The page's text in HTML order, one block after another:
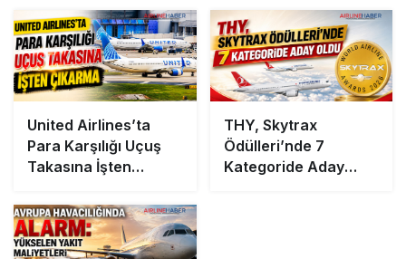
United Airlines’ta
Para Karşılığı Uçuş
Takasına İşten
THY, Skytrax
Ödülleri’nde 7
Kategoride Aday